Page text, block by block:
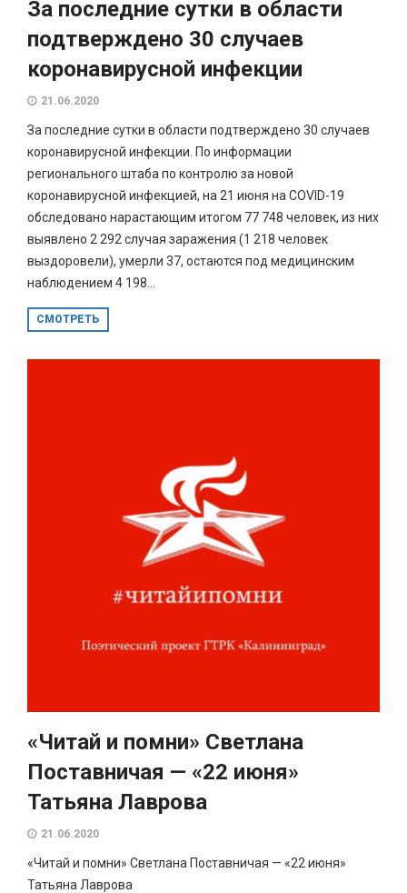
За последние сутки в области
подтверждено 30 случаев
коронавирусной инфекции
21.06.2020
За последние сутки в области подтверждено 30 случаев
коронавирусной инфекции. По информации
регионального штаба по контролю за новой
коронавирусной инфекцией, на 21 июня на COVID-19
обследовано нарастающим итогом 77 748 человек, из них
выявлено 2 292 случая заражения (1 218 человек
выздоровели), умерли 37, остаются под медицинским
наблюдением 4 198...
СМОТРЕТЬ
«Читай и помни» Светлана
Поставничая — «22 июня»
Татьяна Лаврова
21.06.2020
«Читай и помни» Светлана Поставничая — «22 июня»
Татьяна Лаврова